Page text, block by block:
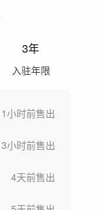
3年
入驻年限
1小时前售出
3小时前售出
4天前售出